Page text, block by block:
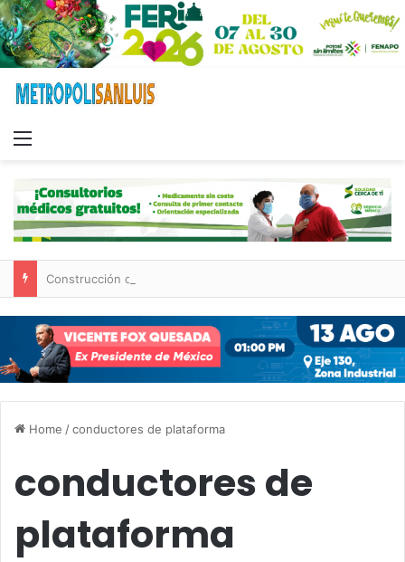
Home /conductores de plataforma
conductores de
plataforma